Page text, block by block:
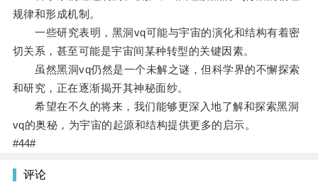
规律和形成机制。
一些研究表明，黑洞vq可能与宇宙的演化和结构有着密
切关系，甚至可能是宇宙间某种转型的关键因素。
虽然黑洞vq仍然是一个未解之谜，但科学界的不懈探索
和研究，正在逐渐揭开其神秘面纱。
希望在不久的将来，我们能够更深入地了解和探索黑洞
vq的奥秘，为宇宙的起源和结构提供更多的启示。
#44#
评论